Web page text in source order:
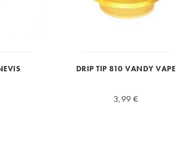
DRIP TIP 810 VANDY VAPE
3,99 €